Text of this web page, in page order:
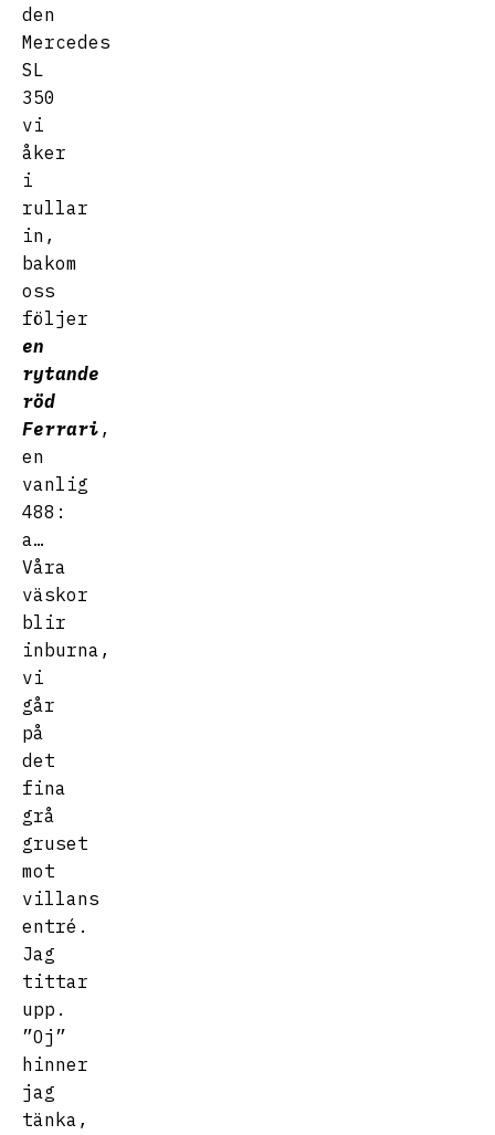
den
Mercedes
SL
350
vi
åker
i
rullar
in,
bakom
oss
följer
en
rytande
röd
Ferrari ,
en
vanlig
488:
a…
Våra
väskor
blir
inburna,
vi
går
på
det
fina
grå
gruset
mot
villans
entré.
Jag
tittar
upp.
”Oj”
hinner
jag
tänka,